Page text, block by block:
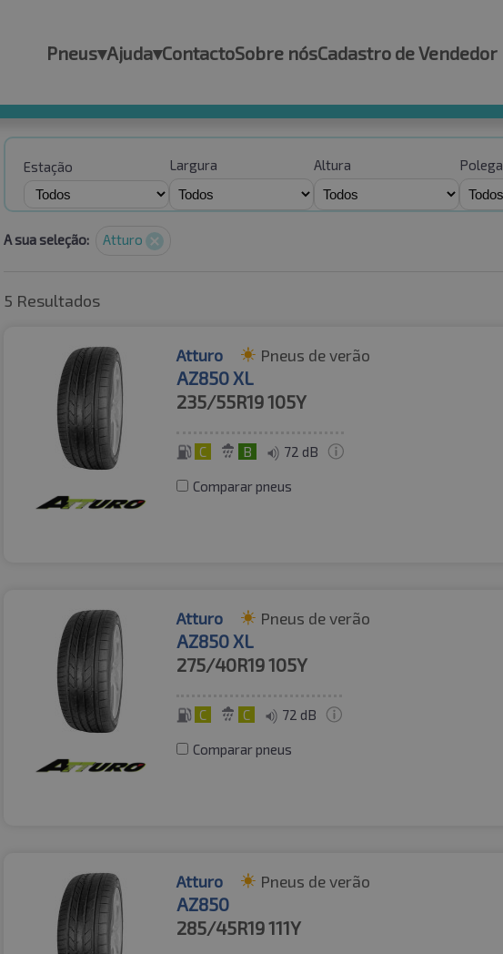
Pneus▾Ajuda▾ContactoSobre nósCadastro de Vendedor
Estação Largura Altura
A sua seleção: Atturo
5 Resultados
Atturo Pneus de verão
AZ850 XL
235/55R19105Y
C B 72 dB
Comparar pneus
Atturo Pneus de verão
AZ850 XL
275/40R19105Y
C C 72 dB
Comparar pneus
Atturo Pneus de verão
AZ850
285/45R19111Y